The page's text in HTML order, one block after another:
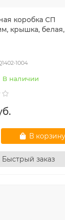
40 Вт, 6000 К,
TDM
коробка СП
крышка, белая,
1004
В наличии
В корзину
Быстрый заказ